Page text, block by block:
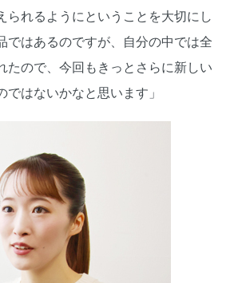
られるようにということを大切にし
ではあるのですが、自分の中では全
たので、今回もきっとさらに新しい
ではないかなと思います」